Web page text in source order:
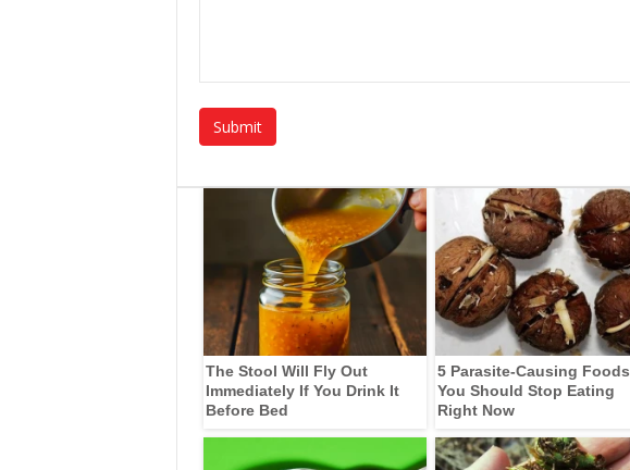
The Stool Will Fly Out
Immediately If You Drink It
Before Bed
5 Parasite-Causing Foods
You Should Stop Eating
Right Now